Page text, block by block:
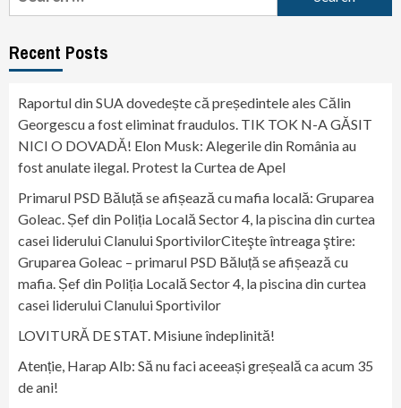
for:
Recent Posts
Raportul din SUA dovedește că președintele ales Călin
Georgescu a fost eliminat fraudulos. TIK TOK N-A GĂSIT
NICI O DOVADĂ! Elon Musk: Alegerile din România au
fost anulate ilegal. Protest la Curtea de Apel
Primarul PSD Băluță se afișează cu mafia locală: Gruparea
Goleac. Șef din Poliția Locală Sector 4, la piscina din curtea
casei liderului Clanului SportivilorCiteşte întreaga ştire:
Gruparea Goleac – primarul PSD Băluță se afișează cu
mafia. Șef din Poliția Locală Sector 4, la piscina din curtea
casei liderului Clanului Sportivilor
LOVITURĂ DE STAT. Misiune îndeplinită!
Atenție, Harap Alb: Să nu faci aceeași greșeală ca acum 35
de ani!